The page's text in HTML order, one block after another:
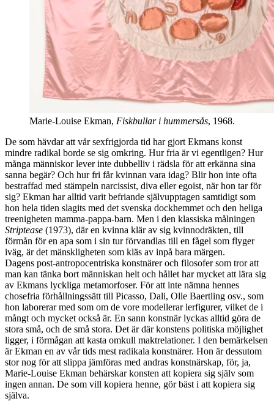
Marie-Louise Ekman, Fiskbullar i hummersås, 1968.
De som hävdar att vår sexfrigjorda tid har gjort Ekmans konst
mindre radikal borde se sig omkring. Hur fria är vi egentligen? Hur
många människor lever inte dubbelliv i rädsla för att erkänna sina
sanna begär? Och hur fri får kvinnan vara idag? Blir hon inte ofta
bestraffad med stämpeln narcissist, diva eller egoist, när hon tar för
sig? Ekman har alltid varit befriande självupptagen samtidigt som
hon hela tiden slagits med det svenska dockhemmet och den heliga
treenigheten mamma-pappa-barn. Men i den klassiska målningen
Striptease (1973), där en kvinna klär av sig kvinnodräkten, till
förmån för en apa som i sin tur förvandlas till en fågel som flyger
iväg, är det mänskligheten som kläs av inpå bara märgen.
Dagens post-antropocentriska konstnärer och filosofer som tror att
man kan tänka bort människan helt och hållet har mycket att lära sig
av Ekmans lyckliga metamorfoser. För att inte nämna hennes
chosefria förhållningssätt till Picasso, Dali, Olle Baertling osv., som
hon laborerar med som om de vore modellerar lerfigurer, vilket de i
mångt och mycket också är. En sann konstnär lyckas alltid göra de
stora små, och de små stora. Det är där konstens politiska möjlighet
ligger, i förmågan att kasta omkull maktrelationer. I den bemärkelsen
är Ekman en av vår tids mest radikala konstnärer. Hon är dessutom
stor nog för att slippa jämföras med andras konstnärskap, för, ja,
Marie-Louise Ekman behärskar konsten att kopiera sig själv som
ingen annan. De som vill kopiera henne, gör bäst i att kopiera sig
själva.